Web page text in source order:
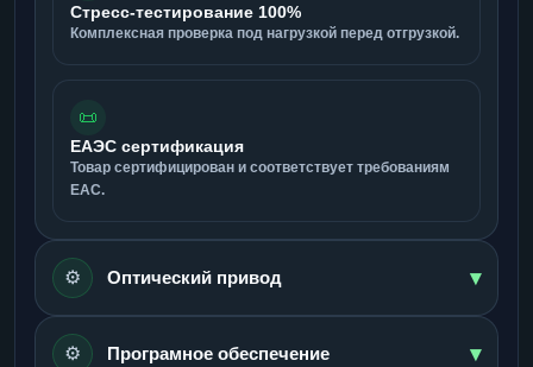
Стресс-тестирование 100%
Комплексная проверка под нагрузкой перед отгрузкой.
📜
ЕАЭС сертификация
Товар сертифицирован и соответствует требованиям
ЕАС.
⚙️ Оптический привод ▾
⚙️ Програмное обеспечение ▾